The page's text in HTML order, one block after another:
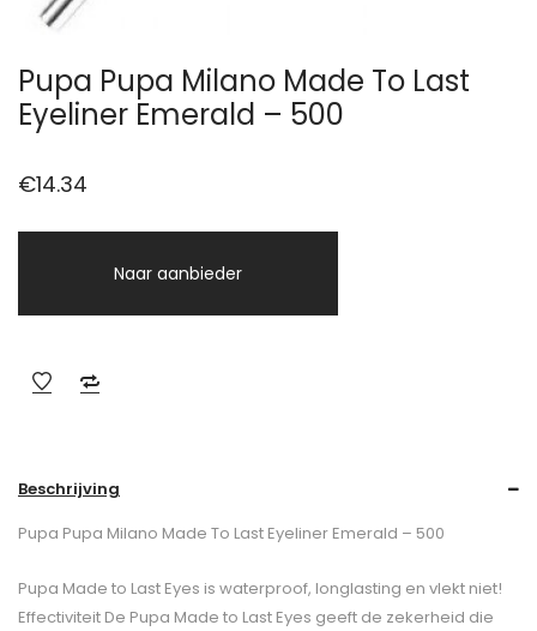
Pupa Pupa Milano Made To Last
Eyeliner Emerald – 500
€14.34
Naar aanbieder
Beschrijving
Pupa Pupa Milano Made To Last Eyeliner Emerald – 500
Pupa Made to Last Eyes is waterproof, longlasting en vlekt niet!
Effectiviteit De Pupa Made to Last Eyes geeft de zekerheid die